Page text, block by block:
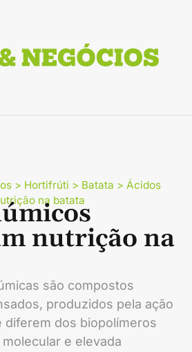
> Hortifrúti > Batata > Ácidos
na batata
nutrição na
são compostos
produzidos pela ação
diferem dos biopolímeros
e elevada